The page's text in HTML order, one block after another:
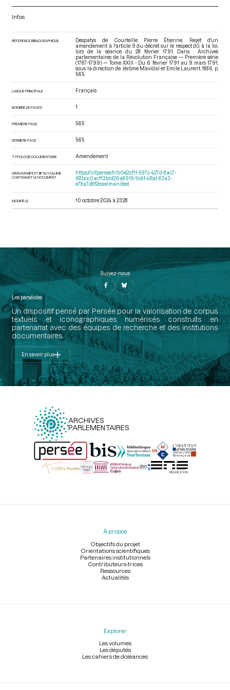
Infos
RÉFÉRENCE BIBLIOGRAPHIQUE
Despatys de Courteille Pierre Étienne. Rejet d'un
amendement à l'article 9 du décret sur le respect dû à la loi,
lors de la séance du 28 février 1791. Dans : Archives
parlementaires de la Révolution Française — Première série
(1787-1799) — Tome XXIII - Du 6 février 1791 au 9 mars 1791
sous la direction de Jérôme Mavidal et Emile Laurent. 1886. p.
565.
LANGUE PRINCIPALE Français
NOMBRE DE PAGES 1
PREMIÈRE PAGE 565
DERNIÈRE PAGE 565
TYPOLOGIE DOCUMENTAIRE Amendement
URI DU MANIFEST IIIF DU VOLUME
CONTENANT LE DOCUMENT
https://iiif.persee.fr/b0e2cf11-597c-427d-8ac7-
68bcc0acf13b/d26a8915-1b6f-4fbd-83a3-
e78a7d8f2eae/manifest
MODIFIÉ LE 10 octobre 2024 à 23:28
Suivez-nous
Les perséides
Un dispositif pensé par Persée pour la valorisation de corpus
textuels et iconographiques numérisés construits en
partenariat avec des équipes de recherche et des institutions
documentaires.
En savoir plus
ARCHIVES
PARLEMENTAIRES
Menu
À propos
Objectifs du projet
Orientations scientifiques
Partenaires institutionnels
Contributeurs-trices
Ressources
Actualités
Explorer
Les volumes
Les députés
Les cahiers de doléances